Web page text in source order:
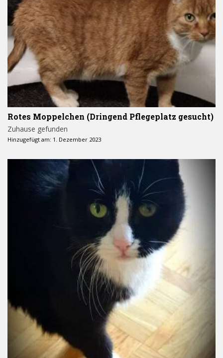
Rotes Moppelchen (Dringend Pflegeplatz gesucht)
Zuhause gefunden
Hinzugefügt am: 1. Dezember 2023